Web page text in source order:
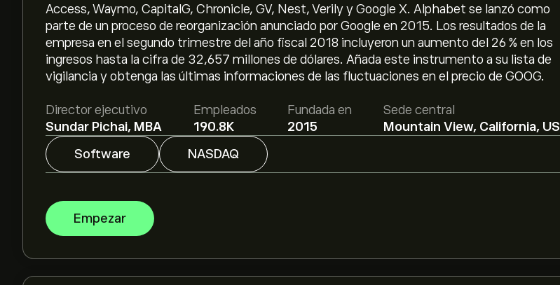
Access, Waymo, CapitalG, Chronicle, GV, Nest, Verily y Google X. Alphabet se lanzó como
parte de un proceso de reorganización anunciado por Google en 2015. Los resultados de la
empresa en el segundo trimestre del año fiscal 2018 incluyeron un aumento del 26 % en los
ingresos hasta la cifra de 32,657 millones de dólares. Añada este instrumento a su lista de
vigilancia y obtenga las últimas informaciones de las fluctuaciones en el precio de GOOG.
Director ejecutivo
Sundar Pichai, MBA
Empleados
190.8K
Fundada en
2015
Sede central
Mountain View, California, US
Software
NASDAQ
Empezar